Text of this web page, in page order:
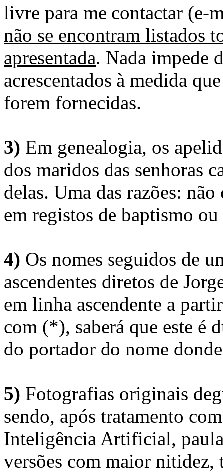
livre para me contactar (e-
não se encontram listados
apresentada. Nada impede
acrescentados à medida
forem fornecidas.
3) Em genealogia, os
dos maridos das senhoras
delas. Uma das razões:
em registos de baptismo
4) Os nomes seguidos de
ascendentes diretos de
em linha ascendente a
com (*), saberá que este é
do portador do nome
5) Fotografias originais
sendo, após tratamento
Inteligência Artificial,
versões com maior nitidez,